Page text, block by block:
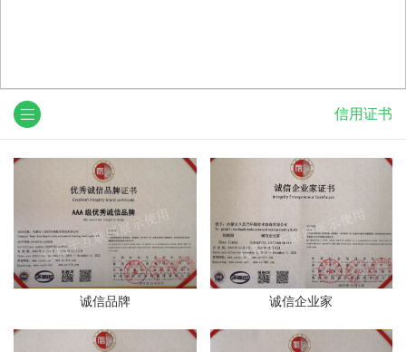
信用证书
诚信品牌 诚信企业家